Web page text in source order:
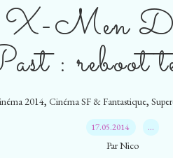
X-Men
: reboot
2014, Cinéma SF & Fantastique,
17.05.2014 …
Par Nico